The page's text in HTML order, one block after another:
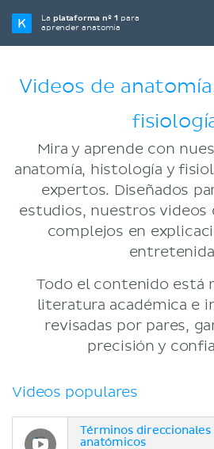
Laplataforma nº 1 para
aprender anatomía
Videos de
Mira y aprende con
anatomía, histología y
expertos. Diseñados
estudios, nuestros videos
complejos en
Todo el contenido está
literatura académica e
revisadas por pares,
precisión y
Videos populares
Términos direccionales
anatómicos